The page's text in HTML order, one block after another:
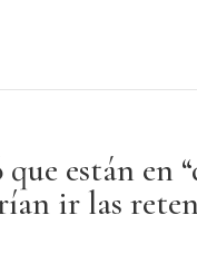
están en
ir las